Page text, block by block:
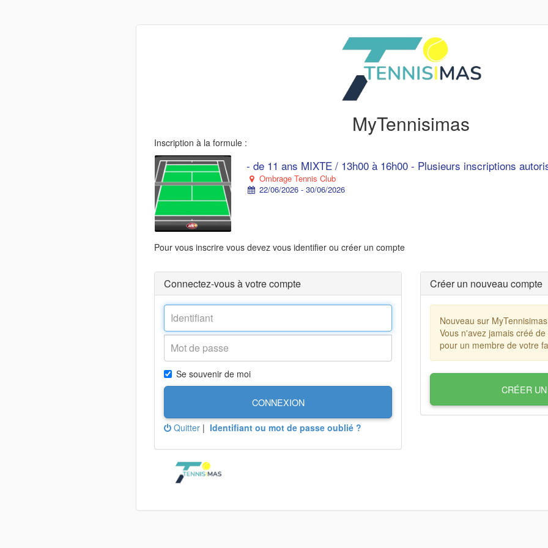
MyTennisimas
Inscription à la formule :
- de 11 ans MIXTE / 13h00 à 16h00 - Plusieurs inscriptions
Ombrage Tennis Club
22/06/2026 - 30/06/2026
Pour vous inscrire vous devez vous identifier ou créer un compte
Connectez-vous à votre compte
Se souvenir de moi
CONNEXION
Quitter | Identifiant ou mot de passe oublié ?
Créer un nouveau compte
Nouveau sur
Vous n'avez jamais créé
pour un membre de votre
CRÉER